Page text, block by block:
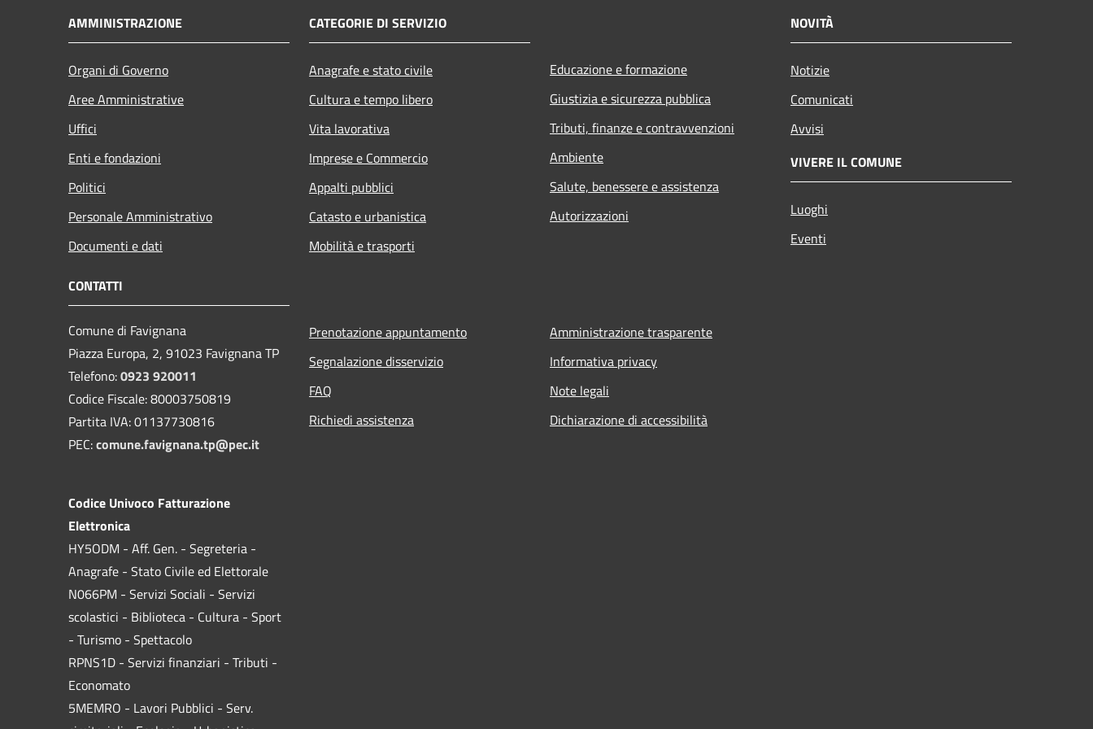
AMMINISTRAZIONE
Organi di Governo
Aree Amministrative
Uffici
Enti e fondazioni
Politici
Personale Amministrativo
Documenti e dati
CATEGORIE DI SERVIZIO
Anagrafe e stato civile
Cultura e tempo libero
Vita lavorativa
Imprese e Commercio
Appalti pubblici
Catasto e urbanistica
Mobilità e trasporti
Educazione e formazione
Giustizia e sicurezza pubblica
Tributi, finanze e contravvenzioni
Ambiente
Salute, benessere e assistenza
Autorizzazioni
NOVITÀ
Notizie
Comunicati
Avvisi
VIVERE IL COMUNE
Luoghi
Eventi
CONTATTI
Comune di Favignana
Piazza Europa, 2, 91023 Favignana TP
Telefono:0923 920011
Codice Fiscale: 80003750819
Partita IVA: 01137730816
PEC:comune.favignana.tp@pec.it
Codice Univoco Fatturazione
Elettronica
HY5ODM - Aff. Gen. - Segreteria -
Anagrafe - Stato Civile ed Elettorale
N066PM - Servizi Sociali - Servizi
scolastici - Biblioteca - Cultura - Sport
- Turismo - Spettacolo
RPNS1D - Servizi finanziari - Tributi -
Economato
5MEMRO - Lavori Pubblici - Serv.
Prenotazione appuntamento
Segnalazione disservizio
FAQ
Richiedi assistenza
Amministrazione trasparente
Informativa privacy
Note legali
Dichiarazione di accessibilità